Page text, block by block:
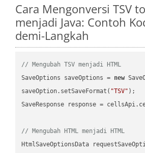
Cara Mengonversi TSV
menjadi Java: Contoh
demi-Langkah
// Mengubah TSV menjadi HTML
SaveOptions saveOptions = new
saveOption.setSaveFormat( "TSV" );
SaveResponse response =
// Mengubah HTML menjadi HTML
HtmlSaveOptionsData